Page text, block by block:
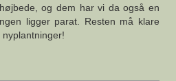
og dem har vi da også en
ligger parat. Resten må klare